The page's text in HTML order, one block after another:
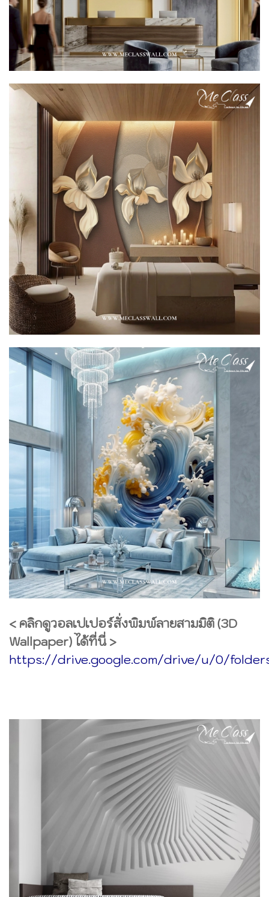
< คลิกดูวอลเปเปอร์สั่งพิมพ์ลายสามมิติ (3D
Wallpaper) ได้ที่นี่ >
https://drive.google.com/drive/u/0/folders/